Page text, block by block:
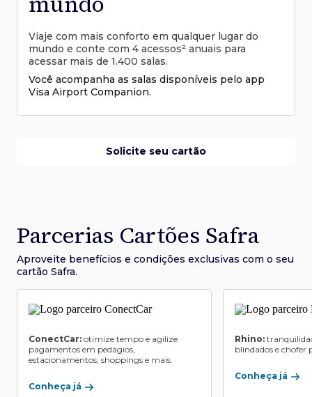
Viaje com mais conforto em qualquer lugar do
mundo e conte com 4 acessos² anuais para
acessar mais de 1.400 salas.
Você acompanha as salas disponíveis pelo app
Visa Airport Companion.
Solicite seu cartão
Parcerias Cartões Safra
Aproveite benefícios e condições exclusivas com o seu
cartão Safra.
ConectCar: otimize tempo e agilize
pagamentos em pedágios,
estacionamentos, shoppings e mais.
Conheça já
Rhino:
blindados e chofer
Conheça já